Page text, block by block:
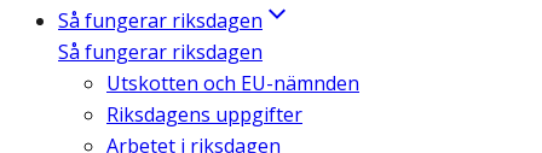
Så fungerar riksdagen
Så fungerar riksdagen
Utskotten och EU-nämnden
Riksdagens uppgifter
Arbetet i riksdagen